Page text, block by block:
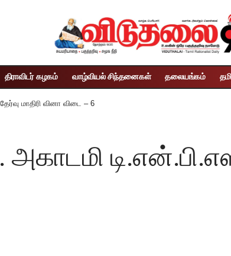
திராவிடர் கழகம் வாழ்வியல் சிந்தனைகள் தலையங்கம்
மாதிரி வினா விடை – 6